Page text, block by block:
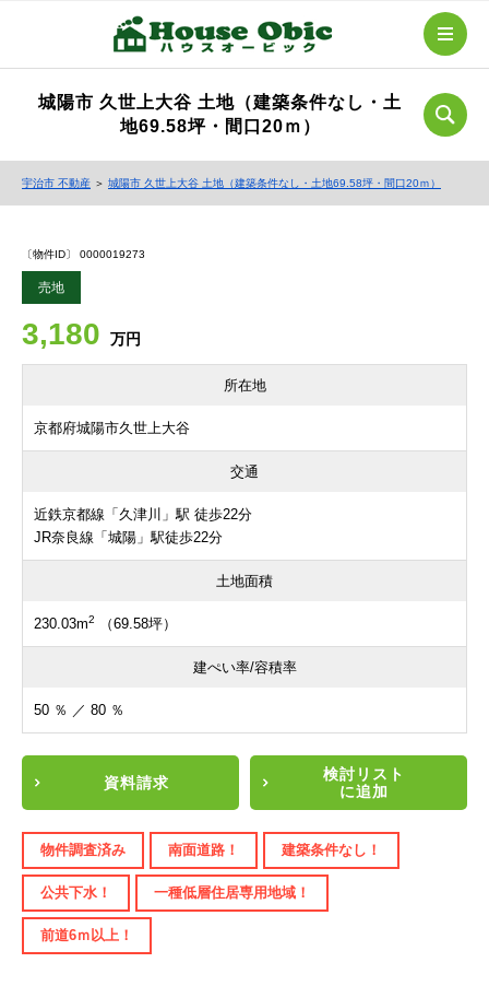
城陽市 久世上大谷 土地（建築条件なし・土
地69.58坪・間口20ｍ）
宇治市 不動産 ＞ 城陽市 久世上大谷 土地（建築条件なし・土地69.58坪・間口20ｍ）
〔物件ID〕 0000019273
売地
3,180 万円
所在地
京都府城陽市久世上大谷
交通
近鉄京都線「久津川」駅 徒歩22分
JR奈良線「城陽」駅徒歩22分
土地面積
230.03m2 （69.58坪）
建ぺい率/容積率
50 ％ ／ 80 ％
資料請求
検討リスト
に追加
物件調査済み 南面道路！ 建築条件なし！
公共下水！ 一種低層住居専用地域！
前道6ｍ以上！